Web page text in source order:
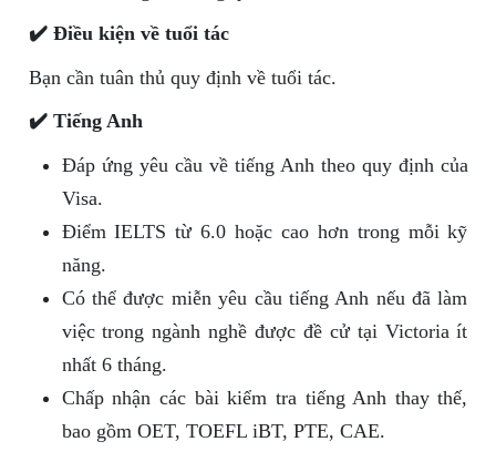
✔️ Điều kiện về tuổi tác
Bạn cần tuân thủ quy định về tuổi tác.
✔️ Tiếng Anh
Đáp ứng yêu cầu về tiếng Anh theo quy định của
Visa.
Điểm IELTS từ 6.0 hoặc cao hơn trong mỗi kỹ
năng.
Có thể được miễn yêu cầu tiếng Anh nếu đã làm
việc trong ngành nghề được đề cử tại Victoria ít
nhất 6 tháng.
Chấp nhận các bài kiểm tra tiếng Anh thay thế,
bao gồm OET, TOEFL iBT, PTE, CAE.